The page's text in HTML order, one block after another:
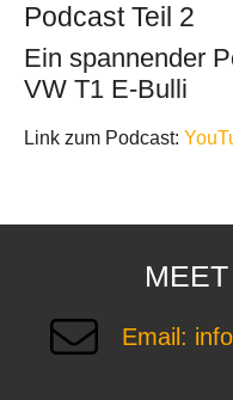
Podcast Teil 2
Ein spannender
VW T1 E-Bulli
Link zum Podcast:
Email: